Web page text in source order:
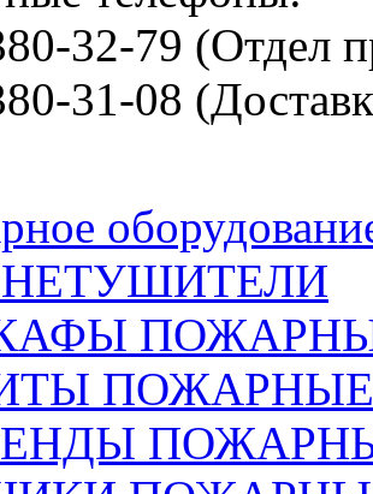
32-79 (Отдел
31-08
ПОЖАРНЫЕ